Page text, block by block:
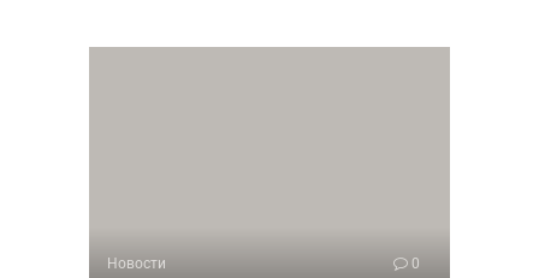
Новости 0